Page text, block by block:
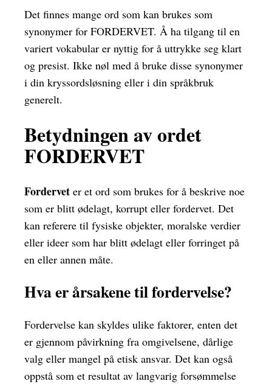
Det finnes mange ord som kan brukes som
synonymer for FORDERVET. Å ha tilgang til en
variert vokabular er nyttig for å uttrykke seg klart
og presist. Ikke nøl med å bruke disse synonymer
i din kryssordsløsning eller i din språkbruk
generelt.
Betydningen av ordet
FORDERVET
Fordervet er et ord som brukes for å beskrive noe
som er blitt ødelagt, korrupt eller fordervet. Det
kan referere til fysiske objekter, moralske verdier
eller ideer som har blitt ødelagt eller forringet på
en eller annen måte.
Hva er årsakene til fordervelse?
Fordervelse kan skyldes ulike faktorer, enten det
er gjennom påvirkning fra omgivelsene, dårlige
valg eller mangel på etisk ansvar. Det kan også
oppstå som et resultat av langvarig forsømmelse